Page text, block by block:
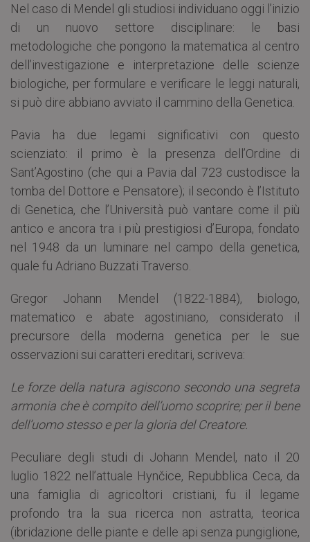
Nel caso di Mendel gli studiosi individuano oggi l’inizio
di un nuovo settore disciplinare: le basi
metodologiche che pongono la matematica al centro
dell’investigazione e interpretazione delle scienze
biologiche, per formulare e verificare le leggi naturali,
si può dire abbiano avviato il cammino della Genetica.
Pavia ha due legami significativi con questo
scienziato: il primo è la presenza dell’Ordine di
Sant’Agostino (che qui a Pavia dal 723 custodisce la
tomba del Dottore e Pensatore); il secondo è l’Istituto
di Genetica, che l’Università può vantare come il più
antico e ancora tra i più prestigiosi d’Europa, fondato
nel 1948 da un luminare nel campo della genetica,
quale fu Adriano Buzzati Traverso.
Gregor Johann Mendel (1822-1884), biologo,
matematico e abate agostiniano, considerato il
precursore della moderna genetica per le sue
osservazioni sui caratteri ereditari, scriveva:
Le forze della natura agiscono secondo una segreta
armonia che è compito dell’uomo scoprire; per il bene
dell’uomo stesso e per la gloria del Creatore.
Peculiare degli studi di Johann Mendel, nato il 20
luglio 1822 nell’attuale Hynčice, Repubblica Ceca, da
una famiglia di agricoltori cristiani, fu il legame
profondo tra la sua ricerca non astratta, teorica
(ibridazione delle piante e delle api senza pungiglione,